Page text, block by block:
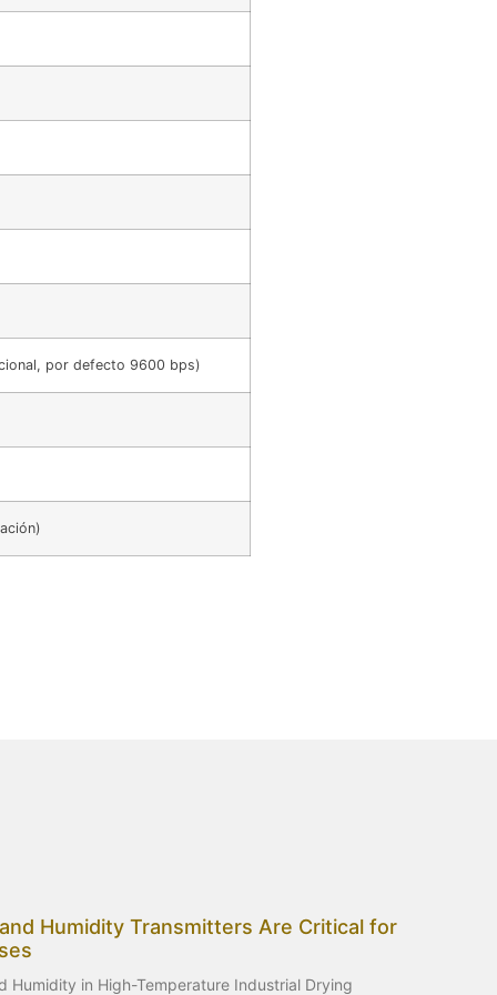
por defecto 9600 bps)
Humidity Transmitters Are Critical for
Humidity in High-Temperature Industrial Drying